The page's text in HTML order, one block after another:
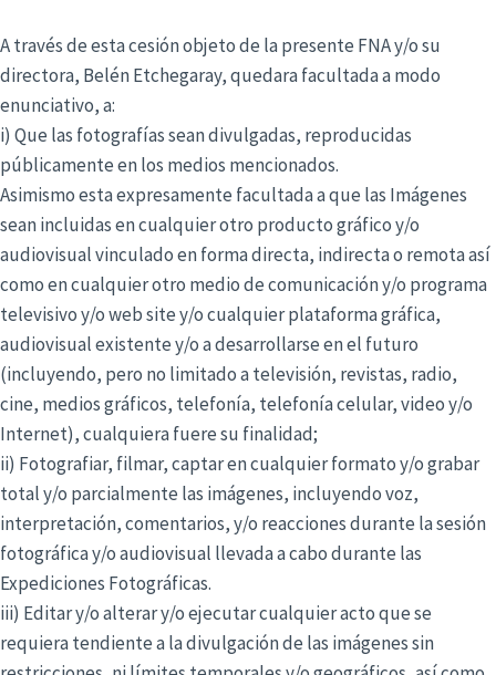
A través de esta cesión objeto de la presente FNA y/o su
directora, Belén Etchegaray, quedara facultada a modo
enunciativo, a:
i) Que las fotografías sean divulgadas, reproducidas
públicamente en los medios mencionados.
Asimismo esta expresamente facultada a que las Imágenes
sean incluidas en cualquier otro producto gráfico y/o
audiovisual vinculado en forma directa, indirecta o remota así
como en cualquier otro medio de comunicación y/o programa
televisivo y/o web site y/o cualquier plataforma gráfica,
audiovisual existente y/o a desarrollarse en el futuro
(incluyendo, pero no limitado a televisión, revistas, radio,
cine, medios gráficos, telefonía, telefonía celular, video y/o
Internet), cualquiera fuere su finalidad;
ii) Fotografiar, filmar, captar en cualquier formato y/o grabar
total y/o parcialmente las imágenes, incluyendo voz,
interpretación, comentarios, y/o reacciones durante la sesión
fotográfica y/o audiovisual llevada a cabo durante las
Expediciones Fotográficas.
iii) Editar y/o alterar y/o ejecutar cualquier acto que se
requiera tendiente a la divulgación de las imágenes sin